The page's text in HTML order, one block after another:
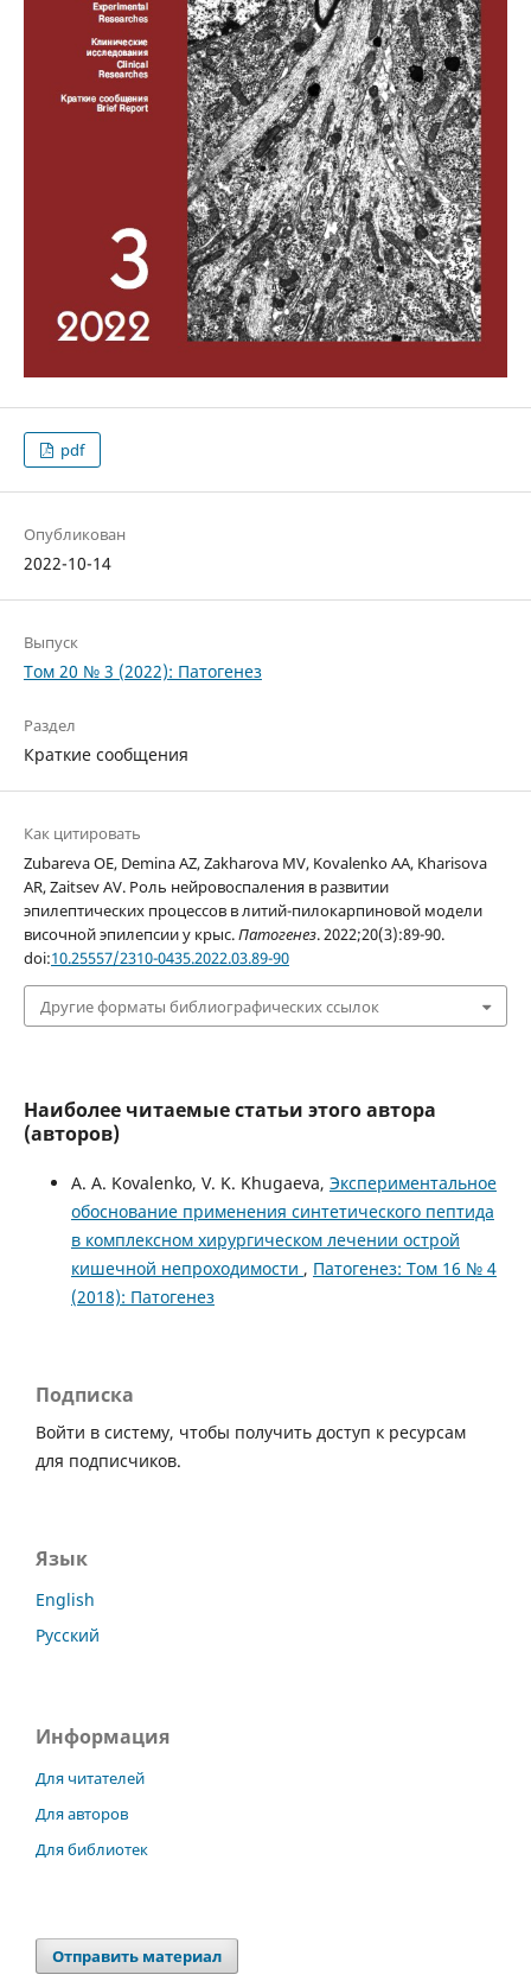
pdf
Опубликован
2022-10-14
Выпуск
Том 20 № 3 (2022): Патогенез
Раздел
Краткие сообщения
Как цитировать
Zubareva OE, Demina AZ, Zakharova MV, Kovalenko AA, Kharisova
AR, Zaitsev AV. Роль нейровоспаления в развитии
эпилептических процессов в литий-пилокарпиновой модели
височной эпилепсии у крыс.Патогенез. 2022;20(3):89-90.
doi:10.25557/2310-0435.2022.03.89-90
Другие форматы библиографических ссылок
Наиболее читаемые статьи этого автора
(авторов)
A. A. Kovalenko, V. K. Khugaeva, Экспериментальное
обоснование применения синтетического пептида
в комплексном хирургическом лечении острой
кишечной непроходимости , Патогенез: Том 16 № 4
(2018): Патогенез
Подписка
Войти в систему, чтобы получить доступ к ресурсам
для подписчиков.
Язык
English
Русский
Информация
Для читателей
Для авторов
Для библиотек
Отправить материал